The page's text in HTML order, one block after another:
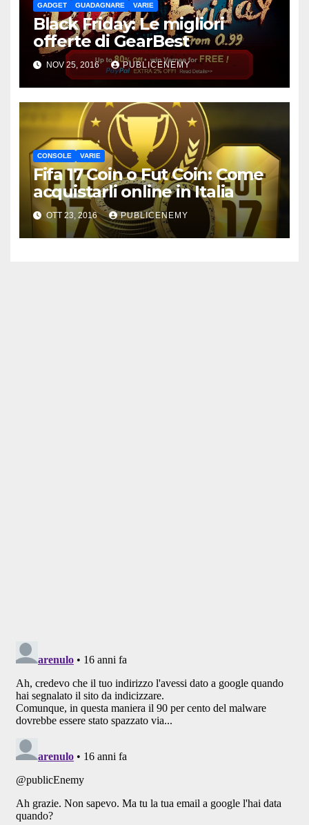
GADGET GUADAGNARE VARIE
Black Friday: Le migliori
offerte di GearBest
NOV 25, 2016 PUBLICENEMY
CONSOLE VARIE
Fifa 17 Coin o Fut Coin: Come
acquistarli online in Italia
OTT 23, 2016 PUBLICENEMY